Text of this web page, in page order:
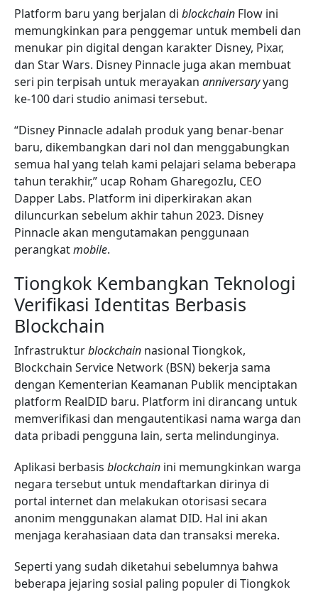
Platform baru yang berjalan di blockchain Flow ini
memungkinkan para penggemar untuk membeli dan
menukar pin digital dengan karakter Disney, Pixar,
dan Star Wars. Disney Pinnacle juga akan membuat
seri pin terpisah untuk merayakan anniversaryyang
ke-100 dari studio animasi tersebut.
“Disney Pinnacle adalah produk yang benar-benar
baru, dikembangkan dari nol dan menggabungkan
semua hal yang telah kami pelajari selama beberapa
tahun terakhir,” ucap Roham Gharegozlu, CEO
Dapper Labs. Platform ini diperkirakan akan
diluncurkan sebelum akhir tahun 2023. Disney
Pinnacle akan mengutamakan penggunaan
perangkatmobile.
Tiongkok Kembangkan Teknologi
Verifikasi Identitas Berbasis
Blockchain
Infrastrukturblockchain nasional Tiongkok,
Blockchain Service Network (BSN) bekerja sama
dengan Kementerian Keamanan Publik menciptakan
platform RealDID baru. Platform ini dirancang untuk
memverifikasi dan mengautentikasi nama warga dan
data pribadi pengguna lain, serta melindunginya.
Aplikasi berbasis blockchain ini memungkinkan warga
negara tersebut untuk mendaftarkan dirinya di
portal internet dan melakukan otorisasi secara
anonim menggunakan alamat DID. Hal ini akan
menjaga kerahasiaan data dan transaksi mereka.
Seperti yang sudah diketahui sebelumnya bahwa
beberapa jejaring sosial paling populer di Tiongkok